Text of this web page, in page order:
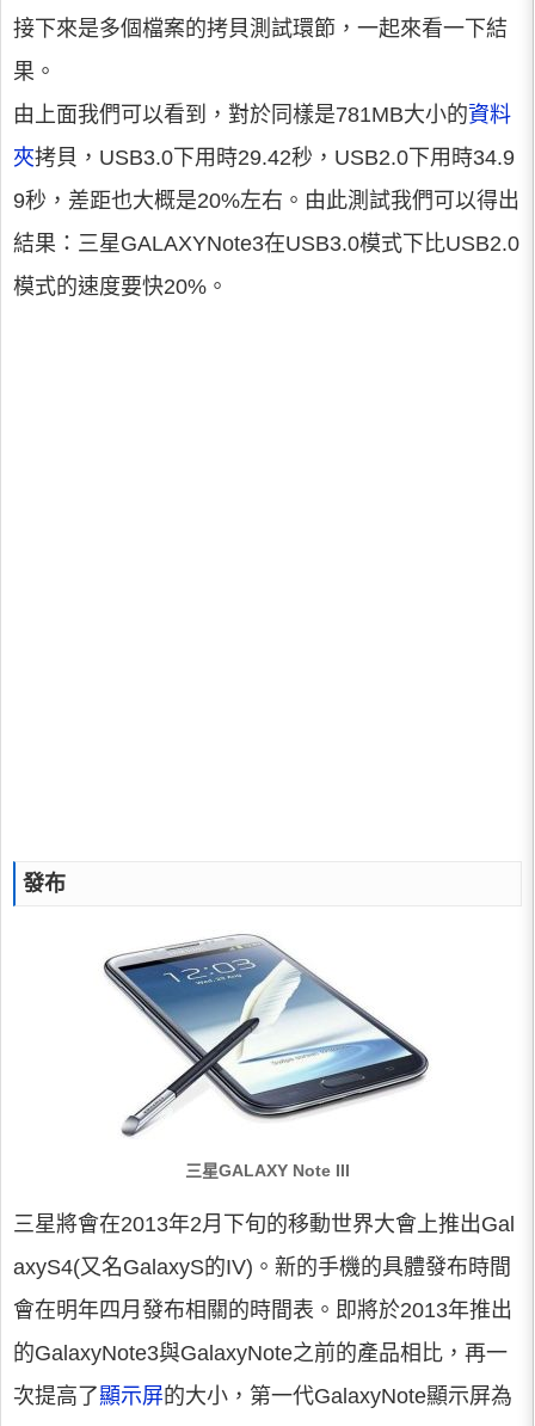
接下來是多個檔案的拷貝測試環節，一起來看一下結
果。
由上面我們可以看到，對於同樣是781MB大小的資料
夾拷貝，USB3.0下用時29.42秒，USB2.0下用時34.9
9秒，差距也大概是20%左右。由此測試我們可以得出
結果：三星GALAXYNote3在USB3.0模式下比USB2.0
模式的速度要快20%。
發布
三星GALAXY Note III
三星將會在2013年2月下旬的移動世界大會上推出Gal
axyS4(又名GalaxyS的IV)。新的手機的具體發布時間
會在明年四月發布相關的時間表。即將於2013年推出
的GalaxyNote3與GalaxyNote之前的產品相比，再一
次提高了顯示屏的大小，第一代GalaxyNote顯示屏為